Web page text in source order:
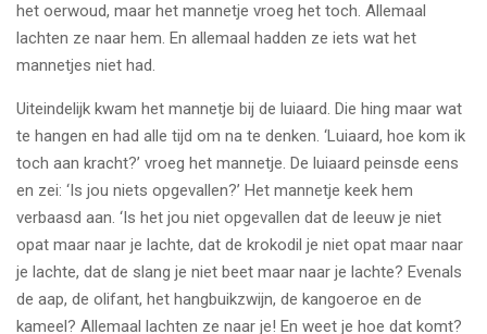
het oerwoud, maar het mannetje vroeg het toch. Allemaal
lachten ze naar hem. En allemaal hadden ze iets wat het
mannetjes niet had.
Uiteindelijk kwam het mannetje bij de luiaard. Die hing maar wat
te hangen en had alle tijd om na te denken. ‘Luiaard, hoe kom ik
toch aan kracht?’ vroeg het mannetje. De luiaard peinsde eens
en zei: ‘Is jou niets opgevallen?’ Het mannetje keek hem
verbaasd aan. ‘Is het jou niet opgevallen dat de leeuw je niet
opat maar naar je lachte, dat de krokodil je niet opat maar naar
je lachte, dat de slang je niet beet maar naar je lachte? Evenals
de aap, de olifant, het hangbuikzwijn, de kangoeroe en de
kameel? Allemaal lachten ze naar je! En weet je hoe dat komt?